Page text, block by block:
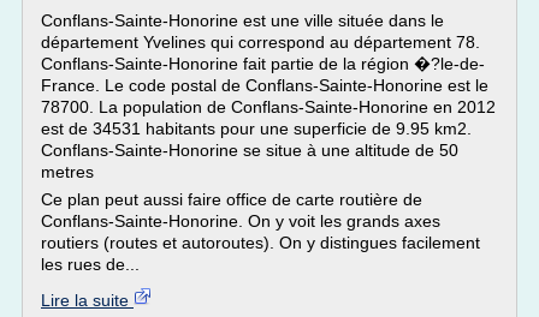
Conflans-Sainte-Honorine est une ville située dans le
département Yvelines qui correspond au département 78.
Conflans-Sainte-Honorine fait partie de la région �?le-de-
France. Le code postal de Conflans-Sainte-Honorine est le
78700. La population de Conflans-Sainte-Honorine en 2012
est de 34531 habitants pour une superficie de 9.95 km2.
Conflans-Sainte-Honorine se situe à une altitude de 50
metres
Ce plan peut aussi faire office de carte routière de
Conflans-Sainte-Honorine. On y voit les grands axes
routiers (routes et autoroutes). On y distingues facilement
les rues de...
Lire la suite